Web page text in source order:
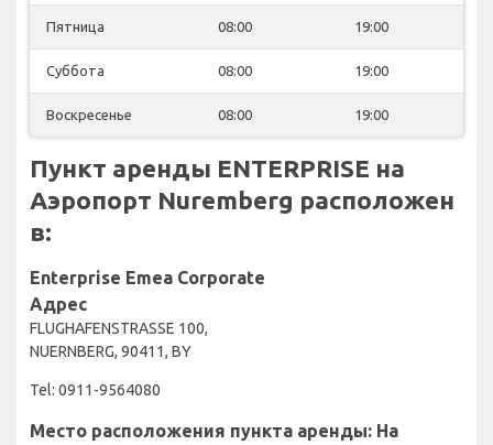
Пятница 08:00 19:00
Суббота 08:00 19:00
Воскресенье 08:00 19:00
Пункт аренды ENTERPRISE на
Аэропорт Nuremberg расположен
в:
Enterprise Emea Corporate
Адрес
FLUGHAFENSTRASSE 100,
NUERNBERG, 90411, BY
Tel: 0911-9564080
Место расположения пункта аренды: На